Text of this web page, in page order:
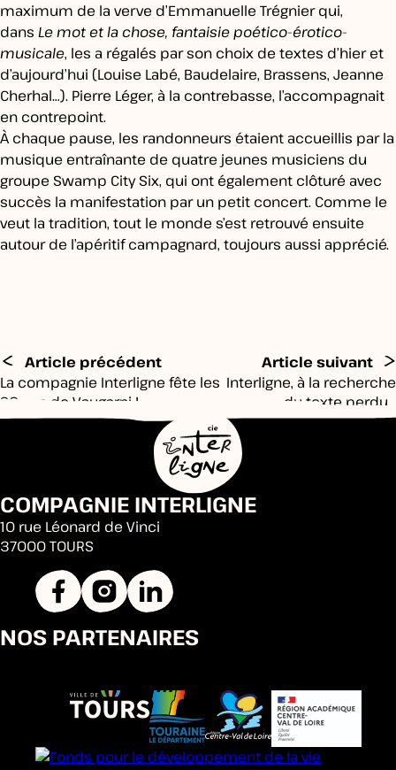
maximum de la verve d’Emmanuelle Trégnier qui,
dans Le mot et la chose, fantaisie poético-érotico-
musicale, les a régalés par son choix de textes d’hier et
d’aujourd’hui (Louise Labé, Baudelaire, Brassens, Jeanne
Cherhal…). Pierre Léger, à la contrebasse, l’accompagnait
en contrepoint.
À chaque pause, les randonneurs étaient accueillis par la
musique entraînante de quatre jeunes musiciens du
groupe Swamp City Six, qui ont également clôturé avec
succès la manifestation par un petit concert. Comme le
veut la tradition, tout le monde s’est retrouvé ensuite
autour de l’apéritif campagnard, toujours aussi apprécié.
< Article précédent
La compagnie Interligne fête les
20 ans de Vaugarni !
Article suivant >
Interligne, à la recherche
du texte perdu…
COMPAGNIE INTERLIGNE
10 rue Léonard de Vinci
37000 TOURS
NOS PARTENAIRES